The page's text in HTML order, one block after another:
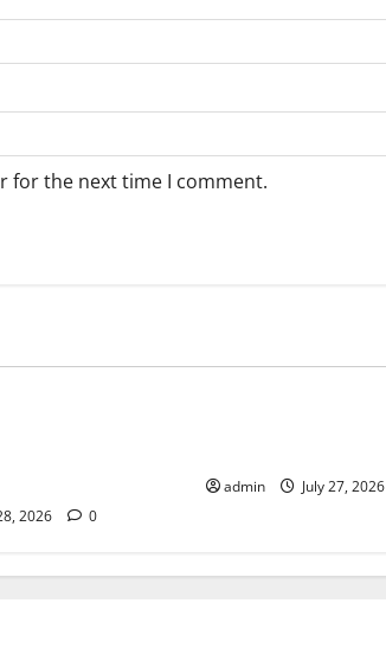
for the next time I comment.
2026 0
admin July 27, 2026